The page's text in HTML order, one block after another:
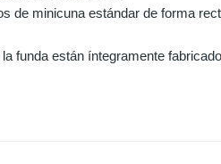
de minicuna estándar de forma
funda están íntegramente